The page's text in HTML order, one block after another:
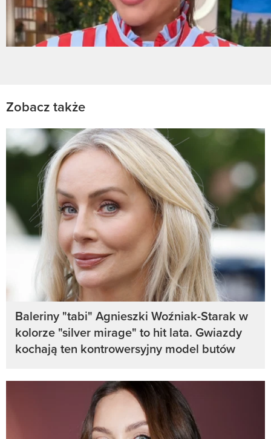
Zobacz także
Baleriny "tabi" Agnieszki Woźniak-Starak w
kolorze "silver mirage" to hit lata. Gwiazdy
kochają ten kontrowersyjny model butów